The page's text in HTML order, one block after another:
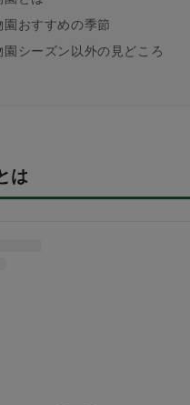
園おすすめの季節
園シーズン以外の見どころ
は